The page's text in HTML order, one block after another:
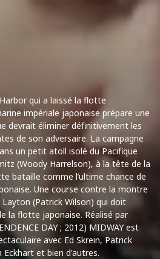
qui a laissé la flotte
impériale japonaise prépare une
devrait éliminer définitivement les
de son adversaire. La campagne
un petit atoll isolé du Pacifique
(Woody Harrelson), à la tête de la
bataille comme l’ultime chance de
Une course contre la montre
Layton (Patrick Wilson) qui doit
la flotte japonaise. Réalisé par
DAY ; 2012) MIDWAY est
avec Ed Skrein, Patrick
Eckhart et bien d'autres.